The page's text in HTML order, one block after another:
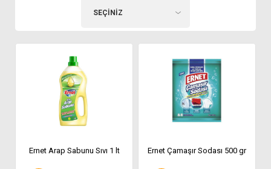
Ernet Arap Sabunu Sıvı 1 lt Ernet Çamaşır Sodası 500 gr